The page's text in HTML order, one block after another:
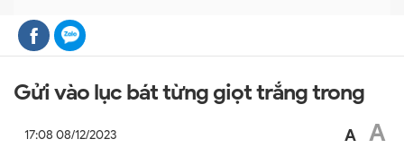
Gửi vào lục bát từng giọt trắng trong
17:08 08/12/2023 A A